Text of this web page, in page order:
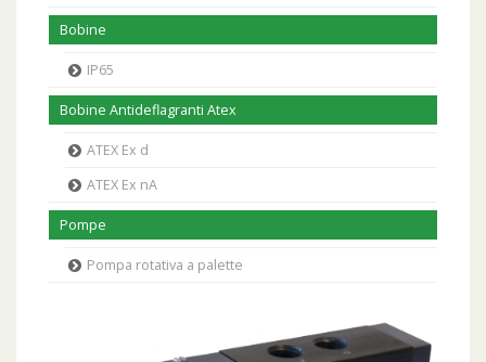
Bobine
IP65
Bobine Antideflagranti Atex
ATEX Ex d
ATEX Ex nA
Pompe
Pompa rotativa a palette